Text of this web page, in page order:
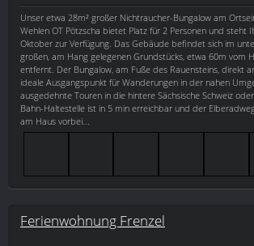
Unser etwa 28m² großer Nichtraucher-Bungalow am
Wehlen OT Pötzscha bietet Platz für 2 Personen und steht
Oktober zur Verfügung. Das Gebäude befindet sich im
großen, am Hang gelegenen Grundstücks, etwa 60m vom
entfernt. Der Bungalow, am Fuße des Rauensteins, direkt
ideale Ausgangspunkt für Wanderungen in der nahen
ausgedehnte Touren in die hintere Sächsische Schweiz
Bahn-Haltestelle ist in 5 min erreichbar und der
am Haus vorbei...
Ferienwohnung Frenzel